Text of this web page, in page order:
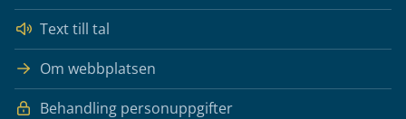
Text till tal
Om webbplatsen
Behandling personuppgifter